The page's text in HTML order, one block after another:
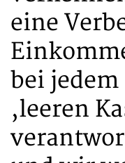
eine
bei
‚leeren